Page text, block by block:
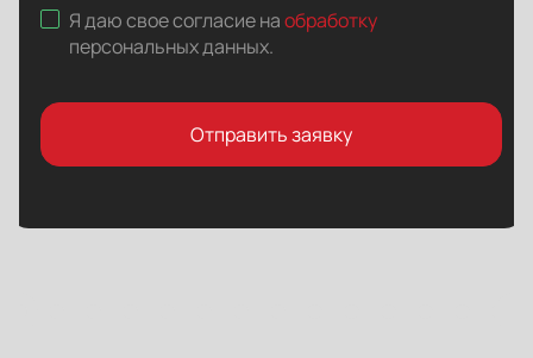
Я даю свое согласие наобработку
персональных данных.
Отправить заявку